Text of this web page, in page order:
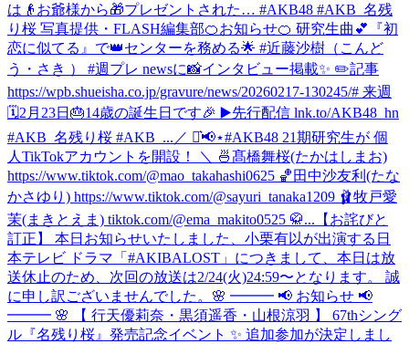
は👴お爺様から🎁プレゼントされた… #AKB48 #AKB_名残
り桜 写真提供・FLASH編集部🍊お知らせ🍊 研究生曲💕『初
恋に似てる』で👑センターを務める🌟 #近藤沙樹（こんど
う・さき ） #週プレ newsに📸インタビュー掲載✨ ✏️記事
https://wpb.shueisha.co.jp/gravure/news/20260217-130245/# 来週
🗓2月23日🎂14歳の誕生日です🎉 ▶️先行配信 lnk.to/AKB48_hn
#AKB_名残り桜 #AKB_... ／ ⋆͛📢⋆#AKB48 21期研究生が 個
人TikTokアカウントを開設！ ＼ 🍜髙橋舞桜(たかはしまお)
https://www.tiktok.com/@mao_takahashi0625 🏀田中沙友利(たな
かさゆり) https://www.tiktok.com/@sayuri_tanaka1209 🩰牧戸愛
茉(まきとえま) tiktok.com/@ema_makito0525 🥋... 【お詫びと
訂正】 本日お知らせいたしました、小栗有以が出演する日
本テレビ ドラマ「#AKIBALOST」につきまして、本日は放
送休止のため、次回の放送は2/24(火)24:59〜となります。 誠
に申し訳ございませんでした。 🌸 ━━━ 📢 お知らせ 📢
━━━ 🌸 【 行天優莉奈・黒須遥香・山根涼羽 】 67thシング
ル『名残り桜』発売記念イベント ✨ 追加参加が決定しまし